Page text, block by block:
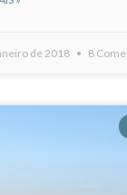
de 2018 8